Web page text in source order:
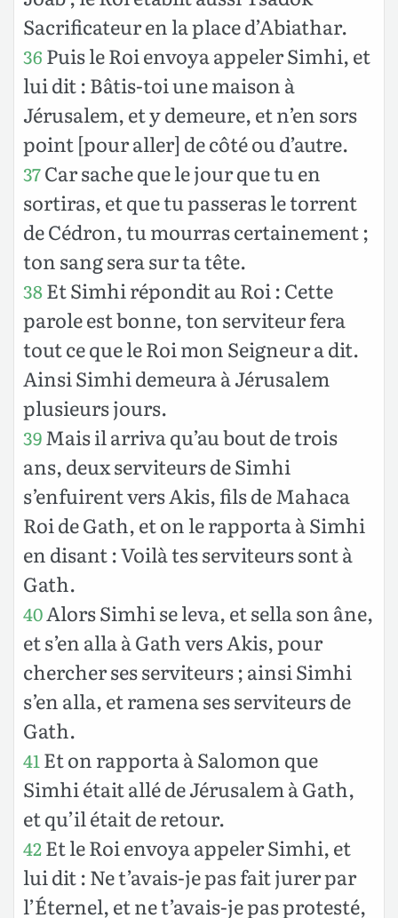
Sacrificateur en la place d’Abiathar.
36 Puis le Roi envoya appeler Simhi, et
lui dit : Bâtis-toi une maison à
Jérusalem, et y demeure, et n’en sors
point [pour aller] de côté ou d’autre.
37Car sache que le jour que tu en
sortiras, et que tu passeras le torrent
de Cédron, tu mourras certainement ;
ton sang sera sur ta tête.
38Et Simhi répondit au Roi : Cette
parole est bonne, ton serviteur fera
tout ce que le Roi mon Seigneur a dit.
Ainsi Simhi demeura à Jérusalem
plusieurs jours.
39Mais il arriva qu’au bout de trois
ans, deux serviteurs de Simhi
s’enfuirent vers Akis, fils de Mahaca
Roi de Gath, et on le rapporta à Simhi
en disant : Voilà tes serviteurs sont à
Gath.
40Alors Simhi se leva, et sella son âne,
et s’en alla à Gath vers Akis, pour
chercher ses serviteurs ; ainsi Simhi
s’en alla, et ramena ses serviteurs de
Gath.
41Et on rapporta à Salomon que
Simhi était allé de Jérusalem à Gath,
et qu’il était de retour.
42Et le Roi envoya appeler Simhi, et
lui dit : Ne t’avais-je pas fait jurer par
l’Éternel, et ne t’avais-je pas protesté,